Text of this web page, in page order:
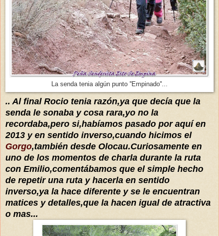
La senda tenia algún punto ''Empinado''...
.. Al final Rocio tenia razón,ya que decía que la
senda le sonaba y cosa rara,yo no la
recordaba,pero si,habíamos pasado por aquíen
2013 y en sentido inverso,cuando hicimos el
Gorgo,también desde Olocau.Curiosamente en
uno de los momentos de charla durante la ruta
con Emilio,comentábamos que el simple hecho
de repetir una ruta y hacerla en sentido
inverso,ya la hace diferente y se le encuentran
matices y detalles,que la hacen igual de atractiva
o mas...